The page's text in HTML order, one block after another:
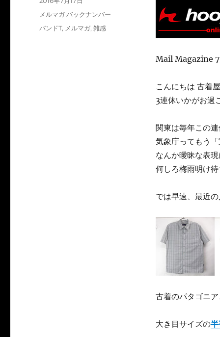
Mail Magazine
こんにちは 古着
3連休いかがお過
関東は毎年この
気象庁ってもう
なんか曖昧な表
何しろ梅雨明け
では早速、最近
古着のパタゴニ
大き目サイズの
カ
メルマガ バックナンバー
タ
バンドT, メルマガ,雑感